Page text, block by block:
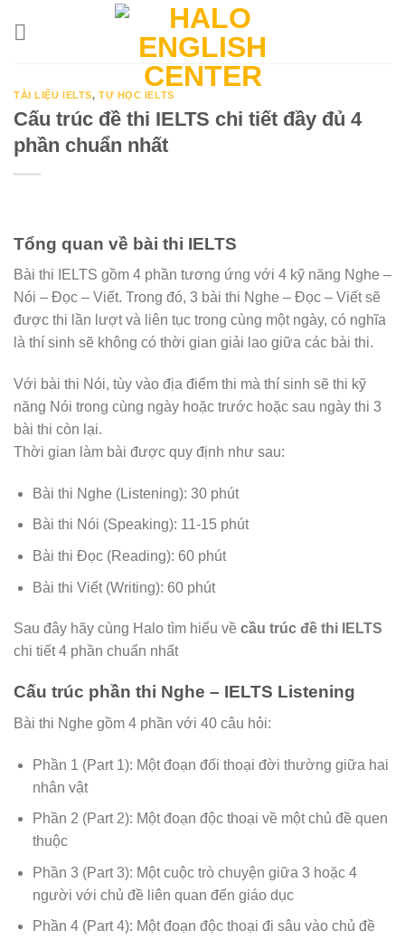
TÀI LIỆU IELTS, TỰ HỌC IELTS
Cấu trúc đề thi IELTS chi tiết đầy đủ 4
phần chuẩn nhất
Tổng quan về bài thi IELTS
Bài thi IELTS gồm 4 phần tương ứng với 4 kỹ năng Nghe –
Nói – Đọc – Viết. Trong đó, 3 bài thi Nghe – Đọc – Viết sẽ
được thi lần lượt và liên tục trong cùng một ngày, có nghĩa
là thí sinh sẽ không có thời gian giải lao giữa các bài thi.
Với bài thi Nói, tùy vào địa điểm thi mà thí sinh sẽ thi kỹ
năng Nói trong cùng ngày hoặc trước hoặc sau ngày thi 3
bài thi còn lại.
Thời gian làm bài được quy định như sau:
Bài thi Nghe (Listening): 30 phút
Bài thi Nói (Speaking): 11-15 phút
Bài thi Đọc (Reading): 60 phút
Bài thi Viết (Writing): 60 phút
Sau đây hãy cùng Halo tìm hiểu về cầu trúc đề thi IELTS
chi tiết 4 phần chuẩn nhất
Cấu trúc phần thi Nghe – IELTS Listening
Bài thi Nghe gồm 4 phần với 40 câu hỏi:
Phần 1 (Part 1): Một đoạn đối thoại đời thường giữa hai
nhân vật
Phần 2 (Part 2): Một đoạn độc thoại về một chủ đề quen
thuộc
Phần 3 (Part 3): Một cuộc trò chuyện giữa 3 hoặc 4
người với chủ đề liên quan đến giáo dục
Phần 4 (Part 4): Một đoạn độc thoại đi sâu vào chủ đề